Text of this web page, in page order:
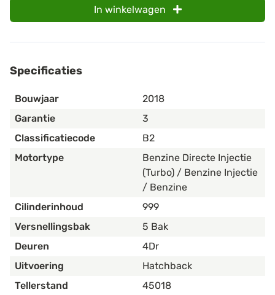
In winkelwagen
Specificaties
Bouwjaar
2018
Garantie
3
Classificatiecode
B2
Motortype
Benzine Directe Injectie
(Turbo) / Benzine Injectie
/ Benzine
Cilinderinhoud
999
Versnellingsbak
5 Bak
Deuren
4Dr
Uitvoering
Hatchback
Tellerstand
45018